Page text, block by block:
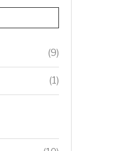
(9)
(1)